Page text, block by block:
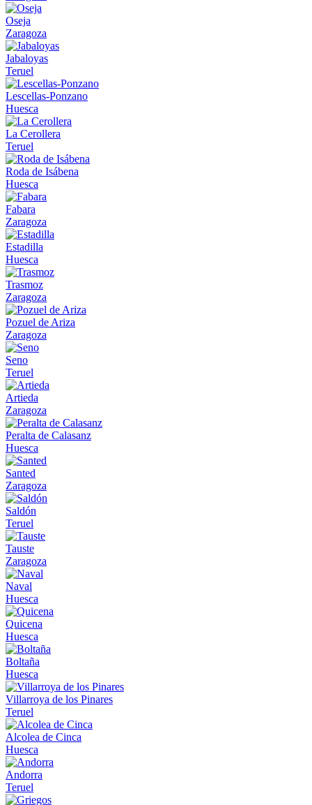
Oseja
Zaragoza
Jabaloyas
Teruel
Lescellas-Ponzano
Huesca
La Cerollera
Teruel
Roda de Isábena
Huesca
Fabara
Zaragoza
Estadilla
Huesca
Trasmoz
Zaragoza
Pozuel de Ariza
Zaragoza
Seno
Teruel
Artieda
Zaragoza
Peralta de Calasanz
Huesca
Santed
Zaragoza
Saldón
Teruel
Tauste
Zaragoza
Naval
Huesca
Quicena
Huesca
Boltaña
Huesca
Villarroya de los Pinares
Teruel
Alcolea de Cinca
Huesca
Andorra
Teruel